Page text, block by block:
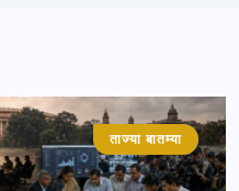
महाराष्ट्र
ताज्या बातम्या